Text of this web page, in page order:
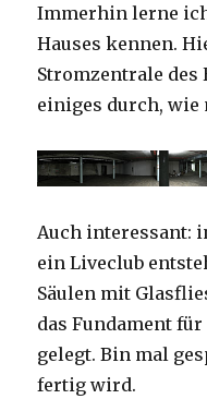
Immerhin lerne
Hauses kennen.
Stromzentrale des
einiges durch, wie
Auch interessant:
ein Liveclub
Säulen mit
das Fundament
gelegt. Bin mal
fertig wird.